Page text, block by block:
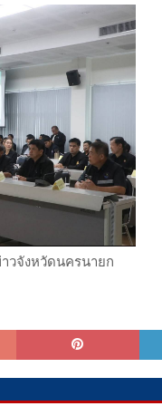
วจังหวัดนครนายก